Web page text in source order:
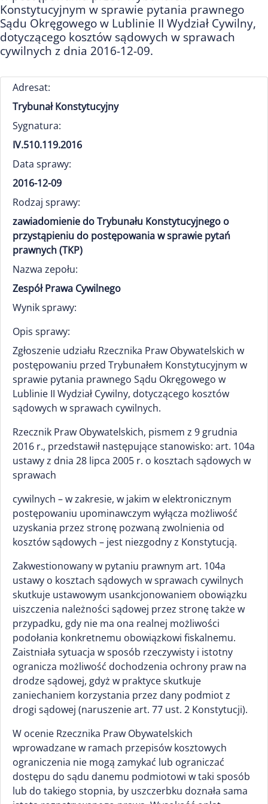
Konstytucyjnym w sprawie pytania prawnego
Sądu Okręgowego w Lublinie II Wydział Cywilny,
dotyczącego kosztów sądowych w sprawach
cywilnych z dnia 2016-12-09.
Adresat:
Trybunał Konstytucyjny
Sygnatura:
IV.510.119.2016
Data sprawy:
2016-12-09
Rodzaj sprawy:
zawiadomienie do Trybunału Konstytucyjnego o
przystąpieniu do postępowania w sprawie pytań
prawnych (TKP)
Nazwa zepołu:
Zespół Prawa Cywilnego
Wynik sprawy:
Opis sprawy:
Zgłoszenie udziału Rzecznika Praw Obywatelskich w
postępowaniu przed Trybunałem Konstytucyjnym w
sprawie pytania prawnego Sądu Okręgowego w
Lublinie II Wydział Cywilny, dotyczącego kosztów
sądowych w sprawach cywilnych.
Rzecznik Praw Obywatelskich, pismem z 9 grudnia
2016 r., przedstawił następujące stanowisko: art. 104a
ustawy z dnia 28 lipca 2005 r. o kosztach sądowych w
sprawach
cywilnych – w zakresie, w jakim w elektronicznym
postępowaniu upominawczym wyłącza możliwość
uzyskania przez stronę pozwaną zwolnienia od
kosztów sądowych – jest niezgodny z Konstytucją.
Zakwestionowany w pytaniu prawnym art. 104a
ustawy o kosztach sądowych w sprawach cywilnych
skutkuje ustawowym usankcjonowaniem obowiązku
uiszczenia należności sądowej przez stronę także w
przypadku, gdy nie ma ona realnej możliwości
podołania konkretnemu obowiązkowi fiskalnemu.
Zaistniała sytuacja w sposób rzeczywisty i istotny
ogranicza możliwość dochodzenia ochrony praw na
drodze sądowej, gdyż w praktyce skutkuje
zaniechaniem korzystania przez dany podmiot z
drogi sądowej (naruszenie art. 77 ust. 2 Konstytucji).
W ocenie Rzecznika Praw Obywatelskich
wprowadzane w ramach przepisów kosztowych
ograniczenia nie mogą zamykać lub ograniczać
dostępu do sądu danemu podmiotowi w taki sposób
lub do takiego stopnia, by uszczerbku doznała sama